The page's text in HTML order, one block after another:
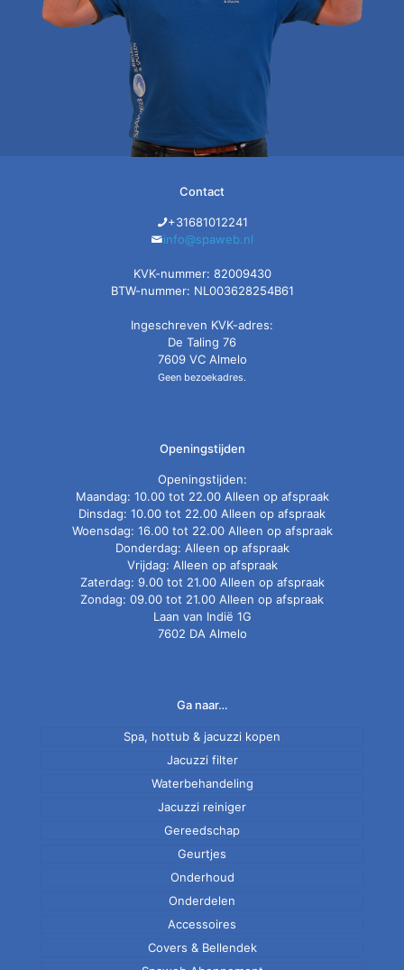
Contact
+31681012241
info@spaweb.nl
KVK-nummer: 82009430
BTW-nummer: NL003628254B61
Ingeschreven KVK-adres:
De Taling 76
7609 VC Almelo
Geen bezoekadres.
Openingstijden
Openingstijden:
Maandag: 10.00 tot 22.00 Alleen op afspraak
Dinsdag: 10.00 tot 22.00 Alleen op afspraak
Woensdag: 16.00 tot 22.00 Alleen op afspraak
Donderdag: Alleen op afspraak
Vrijdag: Alleen op afspraak
Zaterdag: 9.00 tot 21.00 Alleen op afspraak
Zondag: 09.00 tot 21.00 Alleen op afspraak
Laan van Indië 1G
7602 DA Almelo
Ga naar…
Spa, hottub & jacuzzi kopen
Nieuwe spa
Tweedehands jacuzzi
Zwemspa
Jacuzzi filter
Normale en antibacteriële spa filter
Waterbehandeling
Spaweb onderhoudsproducten
AquaFinesse
Spa test strips
Chloortabletten
Zout
PH plus
PH min
Jacuzzi reiniger
Filter
Leidingen
Cover
Spa
Gereedschap
Chloordrijver
Schepnet
Spa sponge
Waterstofzuiger
Geurtjes
Spaweb Spa Geur
Passion aroma
Zwembad zout
Onderhoud
Onderdelen
Jet pomp
Circulatie pomp
Accessoires
Coverlift
Covers & Bellendek